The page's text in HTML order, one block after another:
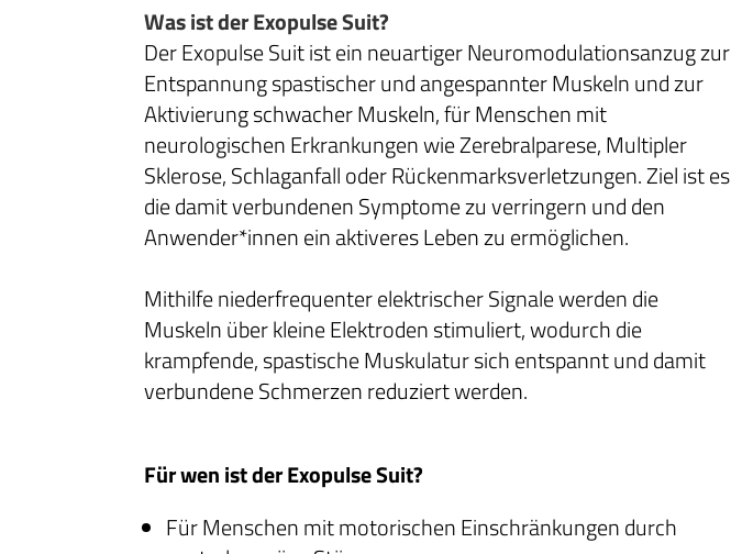
Was ist der Exopulse Suit?
Der Exopulse Suit ist ein neuartiger Neuromodulationsanzug zur
Entspannung spastischer und angespannter Muskeln und zur
Aktivierung schwacher Muskeln, für Menschen mit
neurologischen Erkrankungen wie Zerebralparese, Multipler
Sklerose, Schlaganfall oder Rückenmarksverletzungen. Ziel ist es
die damit verbundenen Symptome zu verringern und den
Anwender*innen ein aktiveres Leben zu ermöglichen.
Mithilfe niederfrequenter elektrischer Signale werden die
Muskeln über kleine Elektroden stimuliert, wodurch die
krampfende, spastische Muskulatur sich entspannt und damit
verbundene Schmerzen reduziert werden.
Für wen ist der Exopulse Suit?
Für Menschen mit motorischen Einschränkungen durch